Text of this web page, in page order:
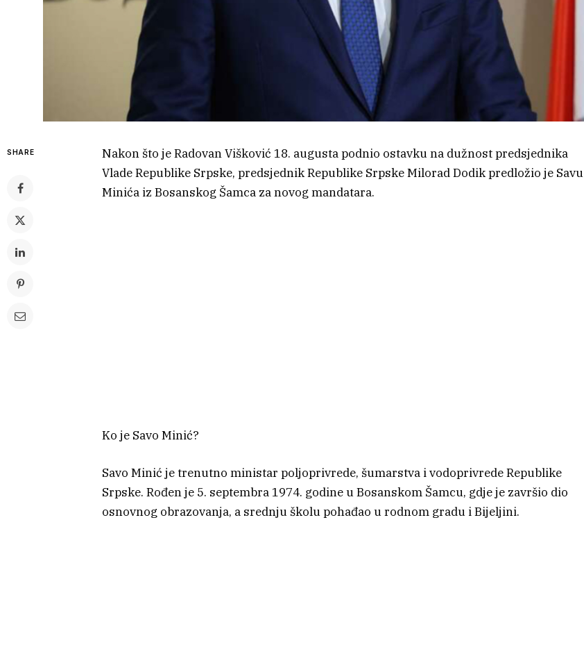
SHARE
Nakon što je Radovan Višković 18. augusta podnio ostavku na dužnost predsjednika
Vlade Republike Srpske, predsjednik Republike Srpske Milorad Dodik predložio je Savu
Minića iz Bosanskog Šamca za novog mandatara.
Ko je Savo Minić?
Savo Minić je trenutno ministar poljoprivrede, šumarstva i vodoprivrede Republike
Srpske. Rođen je 5. septembra 1974. godine u Bosanskom Šamcu, gdje je završio dio
osnovnog obrazovanja, a srednju školu pohađao u rodnom gradu i Bijeljini.